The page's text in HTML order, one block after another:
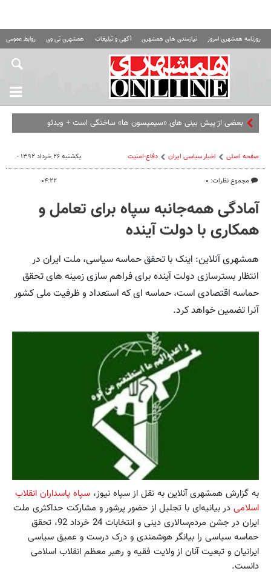
روزنامه همشهری امروز نیازمندی های همشهری آگهی و تبلیغات همشهری تی وی روابط عمومی
بعضی از پیش بینی های «سیمپسون ها» ساختگی است + ویدئو
صفحه اصلی اخبار سیاسی ایران دفاع-امنیت
مجموع نظرات: ۰
یکشنبه ۲۶ خرداد ۱۳۹۲ -
۰۴:۲۲
آمادگی همه‌جانبه سپاه برای تعامل و
همکاری با دولت آینده
همشهری آنلاین: اینک با تحقق حماسه سیاسی، ملت ایران در
انتظار بسترسازی دولت آینده برای فراهم سازی زمینه های تحقق
حماسه اقتصادی است، حماسه ای که استعداد و ظرفیت ملی کشور
آنرا تضمین خواهد کرد.
به گزارش همشهری آنلاین به نقل از سپاه نیوز، سپاه پاسداران انقلاب
اسلامی در بیانیه‌ای با تجلیل از حضور پرشور و مشارکت حداکثری ملت
ایران در جشن مردم‌سالاری دینی و انتخابات 24 خرداد 92، تحقق
حماسه سیاسی را بیانگر هوشمندی و درک درست و عمیق سیاسی
ایرانیان و تبعیت آنان از ولایت فقیه و رهبر معظم انقلاب اسلامی
دانست.